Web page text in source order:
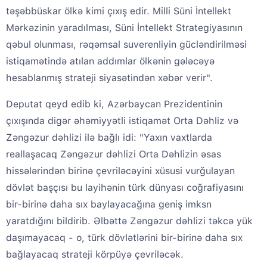
təşəbbüskar ölkə kimi çıxış edir. Milli Süni İntellekt
Mərkəzinin yaradılması, Süni İntellekt Strategiyasının
qəbul olunması, rəqəmsal suverenliyin gücləndirilməsi
istiqamətində atılan addımlar ölkənin gələcəyə
hesablanmış strateji siyasətindən xəbər verir".
Deputat qeyd edib ki, Azərbaycan Prezidentinin
çıxışında digər əhəmiyyətli istiqamət Orta Dəhliz və
Zəngəzur dəhlizi ilə bağlı idi: "Yaxın vaxtlarda
reallaşacaq Zəngəzur dəhlizi Orta Dəhlizin əsas
hissələrindən birinə çevriləcəyini xüsusi vurğulayan
dövlət başçısı bu layihənin türk dünyası coğrafiyasını
bir-birinə daha sıx baylayacağına geniş imksn
yaratdığını bildirib. Əlbəttə Zəngəzur dəhlizi təkcə yük
daşımayacaq - o, türk dövlətlərini bir-birinə daha sıx
bağlayacaq strateji körpüyə çevriləcək.